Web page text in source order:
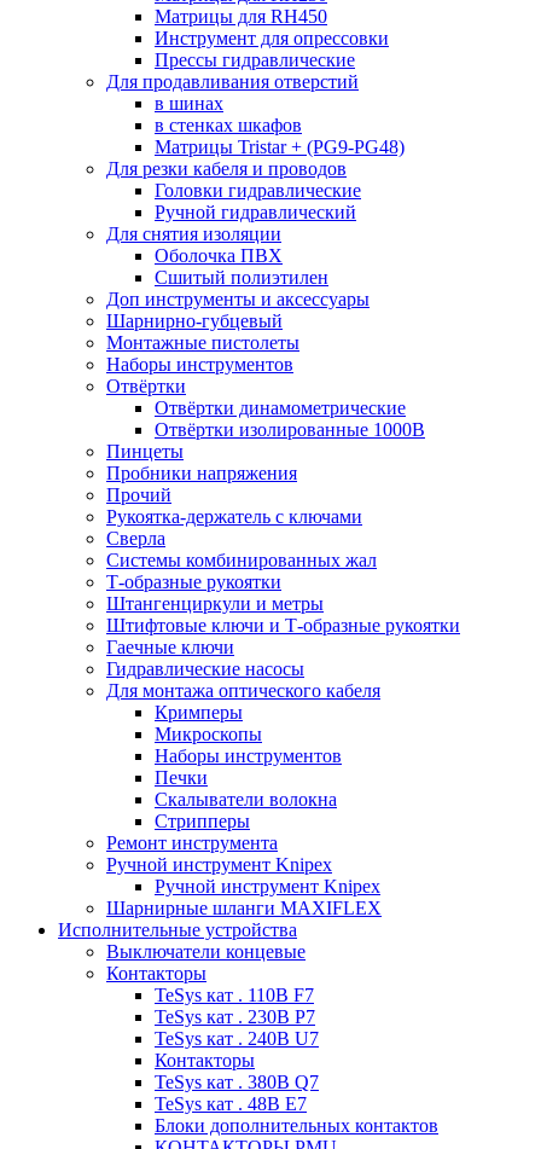
Матрицы для RH450
Инструмент для опрессовки
Прессы гидравлические
Для продавливания отверстий
в шинах
в стенках шкафов
Матрицы Tristar + (PG9-PG48)
Для резки кабеля и проводов
Головки гидравлические
Ручной гидравлический
Для снятия изоляции
Оболочка ПВХ
Сшитый полиэтилен
Доп инструменты и аксессуары
Шарнирно-губцевый
Монтажные пистолеты
Наборы инструментов
Отвёртки
Отвёртки динамометрические
Отвёртки изолированные 1000В
Пинцеты
Пробники напряжения
Прочий
Рукоятка-держатель с ключами
Сверла
Системы комбинированных жал
Т-образные рукоятки
Штангенциркули и метры
Штифтовые ключи и Т-образные рукоятки
Гаечные ключи
Гидравлические насосы
Для монтажа оптического кабеля
Кримперы
Микроскопы
Наборы инструментов
Печки
Скалыватели волокна
Стрипперы
Ремонт инструмента
Ручной инструмент Knipex
Ручной инструмент Knipex
Шарнирные шланги MAXIFLEX
Исполнительные устройства
Выключатели концевые
Контакторы
TeSys кат . 110В F7
TeSys кат . 230В P7
TeSys кат . 240В U7
Контакторы
TeSys кат . 380В Q7
TeSys кат . 48В E7
Блоки дополнительных контактов